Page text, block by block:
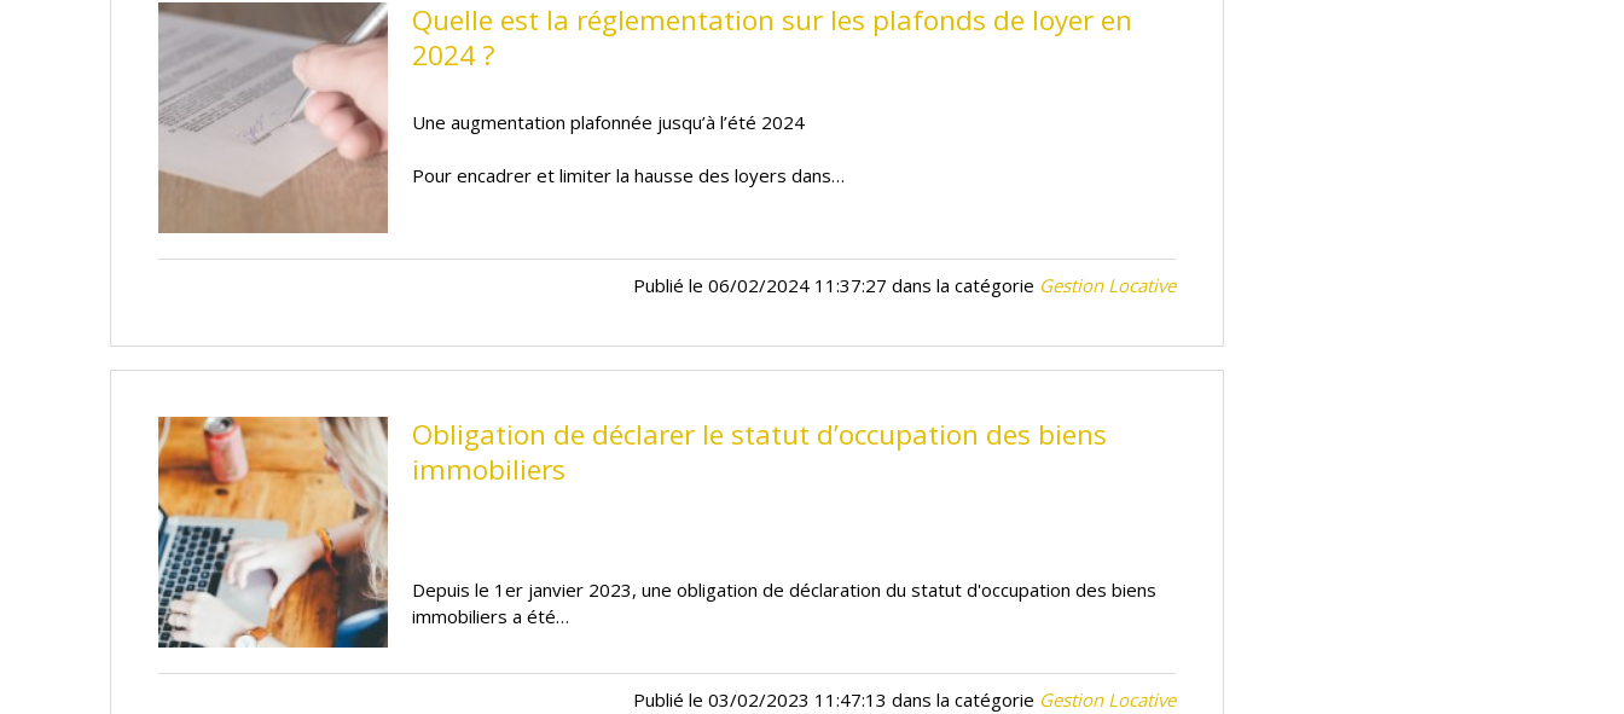
Quelle est la réglementation sur les plafonds de loyer en
2024 ?
Une augmentation plafonnée jusqu’à l’été 2024
Pour encadrer et limiter la hausse des loyers dans…
Publié le 06/02/2024 11:37:27 dans la catégorie Gestion Locative
Obligation de déclarer le statut d’occupation des biens
immobiliers
Depuis le 1er janvier 2023, une obligation de déclaration du statut d'occupation des biens
immobiliers a été…
Publié le 03/02/2023 11:47:13 dans la catégorie Gestion Locative